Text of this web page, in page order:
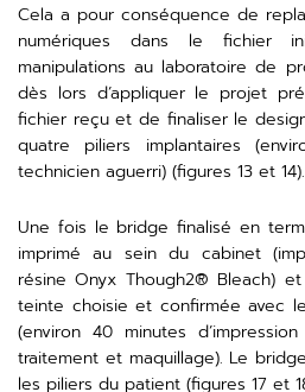
Cela a pour conséquence de
numériques dans le fichier
manipulations au laboratoire de
dès lors d’appliquer le projet
fichier reçu et de finaliser le
quatre piliers implantaires
technicien aguerri) (figures 13 et 14).
Une fois le bridge finalisé en
imprimé au sein du cabinet
résine Onyx Though2® Bleach)
teinte choisie et confirmée avec
(environ 40 minutes
traitement et maquillage). Le
les piliers du patient (figures 17 et